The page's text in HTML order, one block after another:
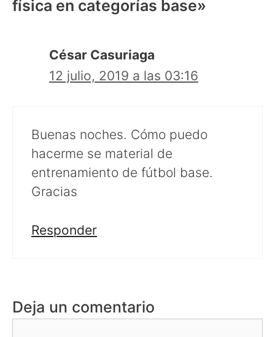
física en categorías base»
César Casuriaga
12 julio, 2019 a las 03:16
Buenas noches. Cómo puedo
hacerme se material de
entrenamiento de fútbol base.
Gracias
Responder
Deja un comentario